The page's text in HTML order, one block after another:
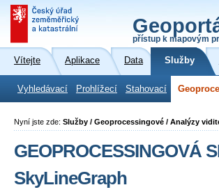
přístup k mapovým
Vítejte Aplikace Data Služby
Vyhledávací Prohlížecí Stahovací
Nyní jste zde: Služby / Geoprocessingové / Analýzy
GEOPROCESSINGOVÁ
SkyLineGraph